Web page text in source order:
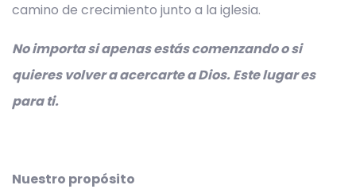
camino de crecimiento junto a la iglesia.
No importa si apenas estás comenzando o si
quieres volver a acercarte a Dios. Este lugar es
para ti.
Nuestro propósito